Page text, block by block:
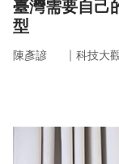
臺灣需要自己
型
陳彥諺 ｜ 科技大